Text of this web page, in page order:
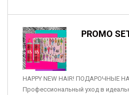
PROMO
HAPPY NEW HAIR! ПОДАРОЧНЫЕ
Профессиональный уход в